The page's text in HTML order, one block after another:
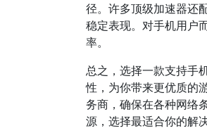
径。许多顶级加速器还
稳定表现。对手机用户
率。
总之，选择一款支持手
性，为你带来更优质的
务商，确保在各种网络
源，选择最适合你的解决